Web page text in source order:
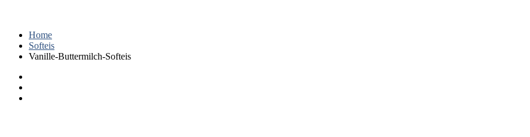
Home
Softeis
Vanille-Buttermilch-Softeis